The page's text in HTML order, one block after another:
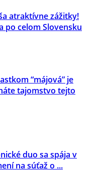
atraktívne zážitky!
po celom Slovensku
“májová” je
tajomstvo tejto
duo sa spája v
na súťaž o ...